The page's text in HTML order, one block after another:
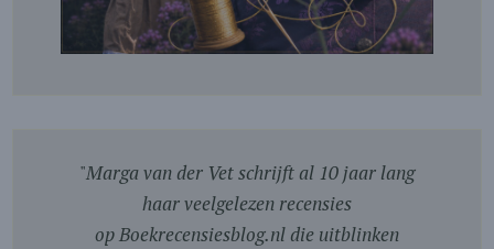
"Marga van der Vet schrijft al 10 jaar lang
haar veelgelezen recensies
op Boekrecensiesblog.nl die uitblinken